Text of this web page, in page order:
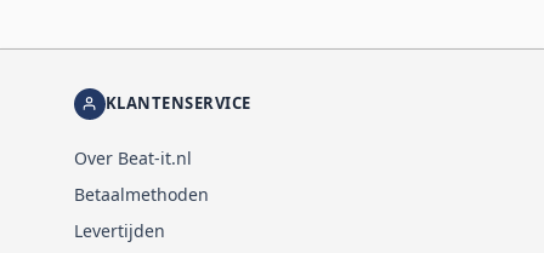
KLANTENSERVICE
Over Beat-it.nl
Betaalmethoden
Levertijden